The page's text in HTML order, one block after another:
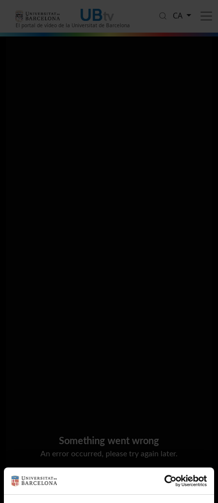
El portal de vídeo de la Universitat de Barcelona
CA
Something went wrong
An error occurred, please try again later.